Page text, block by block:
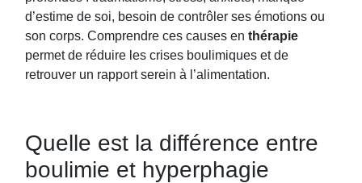
d’estime de soi, besoin de contrôler ses émotions ou
son corps. Comprendre ces causes en thérapie
permet de réduire les crises boulimiques et de
retrouver un rapport serein à l’alimentation.
Quelle est la différence entre
boulimie et hyperphagie